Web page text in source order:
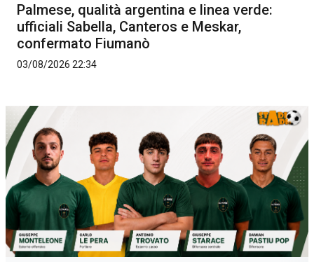
Palmese, qualità argentina e linea verde:
ufficiali Sabella, Canteros e Meskar,
confermato Fiumanò
03/08/2026 22:34